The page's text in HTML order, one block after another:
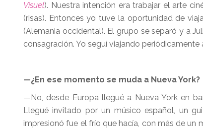
Visuel). Nuestra intención era trabajar el arte
(risas). Entonces yo tuve la oportunidad de
(Alemania occidental). El grupo se separó y a
consagración. Yo seguí viajando
—¿En ese momento se muda a Nueva York?
—No, desde Europa llegué a Nueva York en
Llegué invitado por un músico español, un
impresionó fue el frío que hacía, con más de un